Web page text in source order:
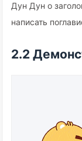
Дун Дун о
написать
2.2